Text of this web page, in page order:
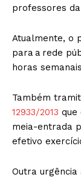
professores
Atualmente, o
para a rede
horas
Também
12933/2013 que
meia-entrada
efetivo
Outra